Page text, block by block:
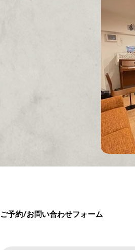
ご予約/お問い合わせフォーム